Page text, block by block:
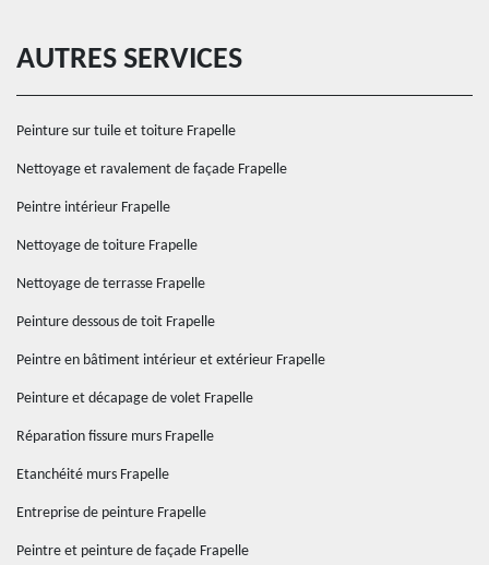
AUTRES SERVICES
Peinture sur tuile et toiture Frapelle
Nettoyage et ravalement de façade Frapelle
Peintre intérieur Frapelle
Nettoyage de toiture Frapelle
Nettoyage de terrasse Frapelle
Peinture dessous de toit Frapelle
Peintre en bâtiment intérieur et extérieur Frapelle
Peinture et décapage de volet Frapelle
Réparation fissure murs Frapelle
Etanchéité murs Frapelle
Entreprise de peinture Frapelle
Peintre et peinture de façade Frapelle